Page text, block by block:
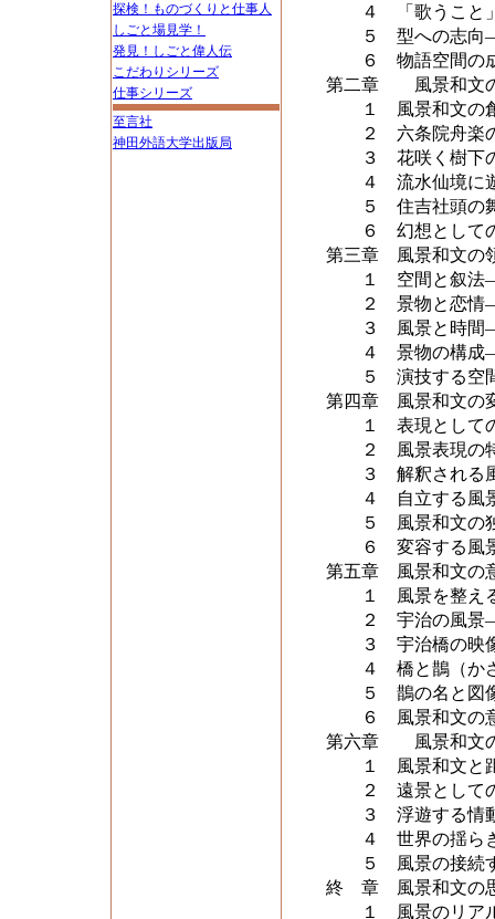
探検！ものづくりと仕事人
しごと場見学！
発見！しごと偉人伝
こだわりシリーズ
仕事シリーズ
至言社
神田外語大学出版局
４ 「歌うこと」
５ 型への志向
６ 物語空間の
第二章 風景和文
１ 風景和文の
２ 六条院舟楽の
３ 花咲く樹下の
４ 流水仙境に
５ 住吉社頭の
６ 幻想として
第三章 風景和文の
１ 空間と叙法
２ 景物と恋情
３ 風景と時間
４ 景物の構成
５ 演技する空
第四章 風景和文の
１ 表現としての
２ 風景表現の
３ 解釈される風
４ 自立する風
５ 風景和文の
６ 変容する風
第五章 風景和文の
１ 風景を整え
２ 宇治の風景
３ 宇治橋の映
４ 橋と鵲（か
５ 鵲の名と図
６ 風景和文の
第六章 風景和文の
１ 風景和文と
２ 遠景としての
３ 浮遊する情
４ 世界の揺らぎ
５ 風景の接続す
終 章 風景和文の
１ 風景のリア